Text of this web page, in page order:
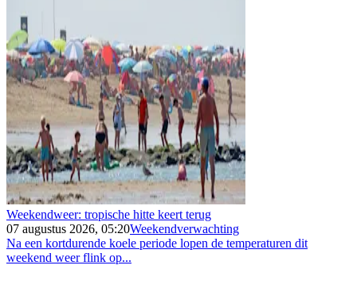
Weekendweer: tropische hitte keert terug
07 augustus 2026, 05:20Weekendverwachting
Na een kortdurende koele periode lopen de temperaturen dit
weekend weer flink op...